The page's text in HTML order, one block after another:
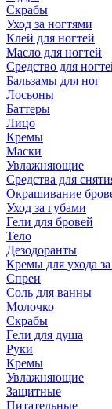
Скрабы
Уход за ногтями
Клей для ногтей
Масло для ногтей
Средство для
Бальзамы для ног
Лосьоны
Баттеры
Лицо
Кремы
Маски
Увлажняющие
Средства для
Окрашивание
Уход за губами
Гели для бровей
Тело
Дезодоранты
Кремы для ухода
Спреи
Соль для ванны
Молочко
Скрабы
Гели для душа
Руки
Кремы
Увлажняющие
Защитные
Питательные